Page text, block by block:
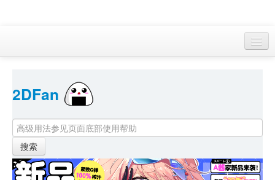
首页
找游戏
下资源
目录
2DFan